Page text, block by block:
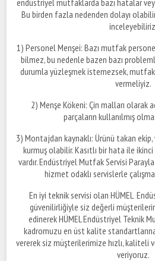
endüstriyel mutfaklarda bazı hatalar
Bu birden fazla nedenden dolayı
1) Personel Menşei: Bazı mutfak
bilmez, bu nedenle bazen bazı
durumla yüzleşmek istemezsek,
vermeliyiz.
2) Menşe Kökeni: Çin malları olarak
parçaların kullanılmış
3) Montajdan kaynaklı: Ürünü takan
kurmuş olabilir. Kasıtlı bir hata ile
vardır. Endüstriyel Mutfak Servisi
hizmet odaklı servislerle
En iyi teknik servisi olan HÜMEL
güvenilirliğiyle siz değerli
edinerek HÜMEL Endüstriyel Teknik
kadromuzu en üst kalite
vererek siz müşterilerimize hızlı,
veriyoruz.